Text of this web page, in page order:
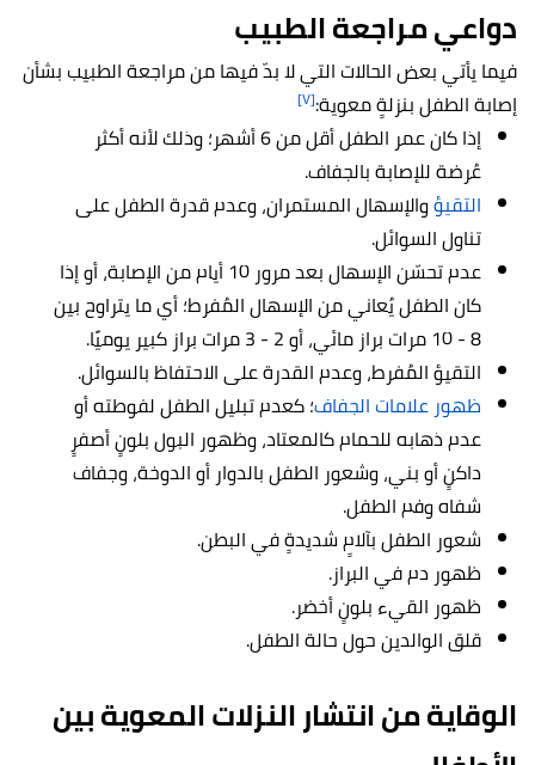
دواعي مراجعة الطبيب
فيما يأتي بعض الحالات التي لا بدّ فيها من مراجعة الطبيب بشأن
إصابة الطفل بنزلةٍ معوية:[٧]
إذا كان عمر الطفل أقل من 6 أشهر؛ وذلك لأنه أكثر
عُرضة للإصابة بالجفاف.
التقيؤوالإسهال المستمران، وعدم قدرة الطفل على
تناول السوائل.
عدم تحسّن الإسهال بعد مرور 10 أيام من الإصابة، أو إذا
كان الطفل يُعاني من الإسهال المُفرط؛ أي ما يتراوح بين
8 - 10 مرات براز مائي، أو 2 - 3 مرات براز كبير يوميًا.
التقيؤ المُفرط، وعدم القدرة على الاحتفاظ بالسوائل.
ظهور علامات الجفاف؛ كعدم تبليل الطفل لفوطته أو
عدم ذهابه للحمام كالمعتاد، وظهور البول بلونٍ أصفرٍ
داكنٍ أو بني، وشعور الطفل بالدوار أو الدوخة، وجفاف
شفاه وفم الطفل.
شعور الطفل بآلامٍ شديدةٍ في البطن.
ظهور دم في البراز.
ظهور القيء بلونٍ أخضر.
قلق الوالدين حول حالة الطفل.
الوقاية من انتشار النزلات المعوية بين